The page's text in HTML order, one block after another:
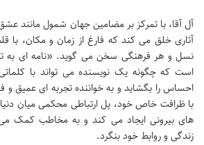
آل آقا، با تمرکز بر مضامین جهان شمول مانند
آثاری خلق می کند که فارغ از زمان و مکان، با
نسل و هر فرهنگی سخن می گوید. «نامه ای به
است که چگونه یک نویسنده می تواند با کلماتی
احساس را بگشاید و به خواننده تجربه ای عمیق
با ظرافت خاص خود، پل ارتباطی محکمی میان
های بیرونی ایجاد می کند و به مخاطب کمک می
زندگی و روابط خود بنگرد.